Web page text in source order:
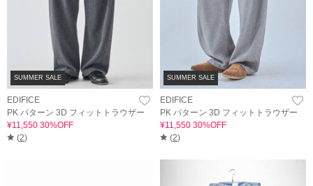
SUMMER SALE
EDIFICE
PK パターン 3D フィットトラウザー
¥11,550 30%OFF
(2)
SUMMER SALE
EDIFICE
PK パターン 3D フィットトラウザー
¥11,550 30%OFF
(2)